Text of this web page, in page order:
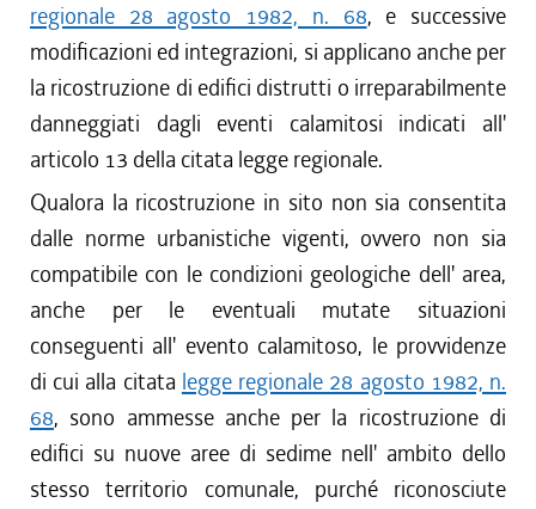
regionale 28 agosto 1982, n. 68, e successive
modificazioni ed integrazioni, si applicano anche per
la ricostruzione di edifici distrutti o irreparabilmente
danneggiati dagli eventi calamitosi indicati all'
articolo 13 della citata legge regionale.
Qualora la ricostruzione in sito non sia consentita
dalle norme urbanistiche vigenti, ovvero non sia
compatibile con le condizioni geologiche dell' area,
anche per le eventuali mutate situazioni
conseguenti all' evento calamitoso, le provvidenze
di cui alla citata legge regionale 28 agosto 1982, n.
68, sono ammesse anche per la ricostruzione di
edifici su nuove aree di sedime nell' ambito dello
stesso territorio comunale, purché riconosciute